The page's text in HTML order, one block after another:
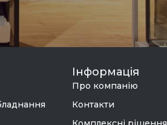
Інформація
Про компанію
Контакти